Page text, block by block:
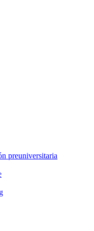
preuniversitaria